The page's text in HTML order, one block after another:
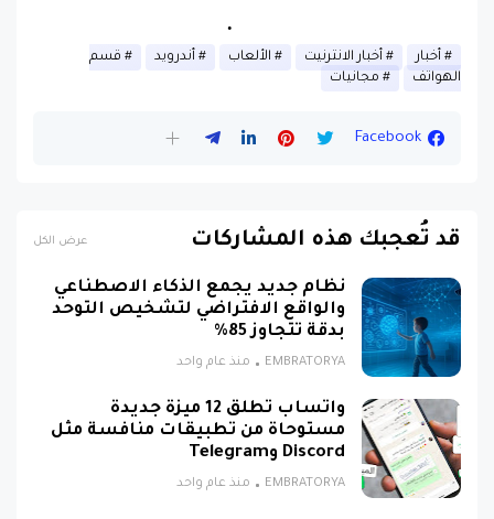
أخبار أخبار الانترنيت الألعاب أندرويد
قسم
الهواتف
مجانيات
Facebook
قد تُعجبك هذه المشاركات عرض الكل
نظام جديد يجمع الذكاء الاصطناعي
والواقع الافتراضي لتشخيص التوحد
بدقة تتجاوز 85%
EMBRATORYA منذ عام واحد
واتساب تطلق 12 ميزة جديدة
مستوحاة من تطبيقات منافسة مثل
Discord وTelegram
EMBRATORYA منذ عام واحد